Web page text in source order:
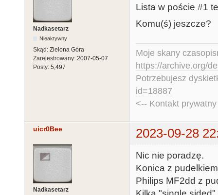
Nadkasetarz
Nieaktywny
Skąd: Zielona Góra
Zarejestrowany: 2007-05-07
Posty: 5,497
Lista w poście #1
Komu(ś) jeszcze?
Moje skany
https://archive.org/
Potrzebujesz
id=18887
<-- Kontakt
uicr0Bee 2023-09-28
Nadkasetarz
Nic nie poradzę.
Konica z
Philips MF2dd z